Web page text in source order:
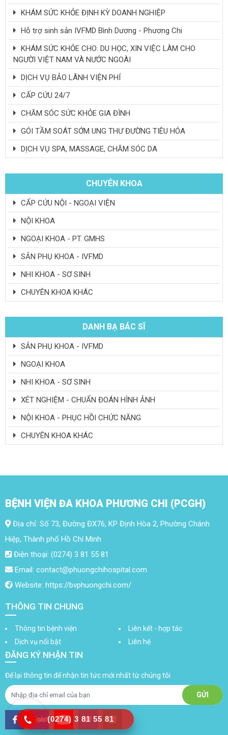
KHÁM SỨC KHỎE ĐỊNH KỲ DOANH NGHIỆP
Hỗ trợ sinh sản IVFMD Bình Dương - Phương Chi
KHÁM SỨC KHỎE CHO: DU HỌC, XIN VIỆC LÀM CHO
NGƯỜI VIỆT NAM VÀ NƯỚC NGOÀI
DỊCH VỤ BẢO LÃNH VIỆN PHÍ
CẤP CỨU 24/7
CHĂM SÓC SỨC KHỎE GIA ĐÌNH
GÓI TẦM SOÁT SỚM UNG THƯ ĐƯỜNG TIÊU HÓA
DỊCH VỤ SPA, MASSAGE, CHĂM SÓC DA
CHUYÊN KHOA
CẤP CỨU NỘI - NGOẠI VIỆN
NỘI KHOA
NGOẠI KHOA - PT. GMHS
SẢN PHỤ KHOA - IVFMD
NHI KHOA - SƠ SINH
CHUYÊN KHOA KHÁC
DANH BẠ BÁC SĨ
SẢN PHỤ KHOA - IVFMD
NGOẠI KHOA
NHI KHOA - SƠ SINH
XÉT NGHIỆM - CHUẨN ĐOÁN HÌNH ẢNH
NỘI KHOA - PHỤC HỒI CHỨC NĂNG
CHUYÊN KHOA KHÁC
BỆNH VIỆN ĐA KHOA PHƯƠNG CHI (PCGH)
Địa chỉ: Số 73, Đường ĐX76, KP Định Hòa 2, Phường Chánh
Hiệp, Thành phố Hồ Chí Minh
Điện thoại: (0274) 3 81 55 81
Email: contact@phuongchihospital.com
Website: https://bvphuongchi.com/
THÔNG TIN CHUNG
Thông tin bệnh viện
Liên kết - hợp tác
Dịch vụ nổi bật
Liên hệ
ĐĂNG KÝ NHẬN TIN
Để lại thông tin để nhận tin tức mới nhất từ chúng tôi
(0274) 3 81 55 81